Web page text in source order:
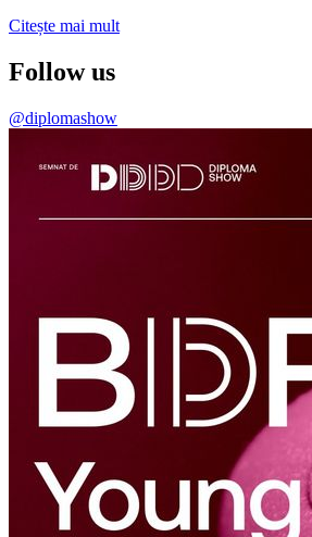
Citește mai mult
Follow us
@diplomashow